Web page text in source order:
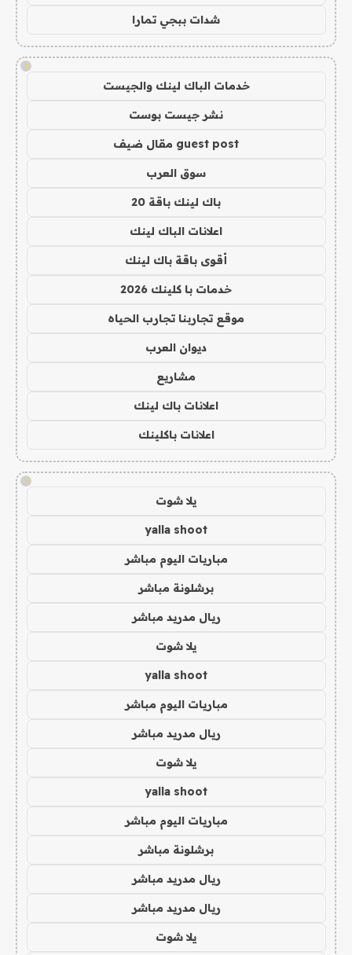
شدات ببجي تمارا
!
خدمات الباك لينك والجيست
نشر جيست بوست
guest post مقال ضيف
سوق العرب
باك لينك باقة 20
اعلانات الباك لينك
أقوى باقة باك لينك
خدمات با كلينك 2026
موقع تجاربنا تجارب الحياه
ديوان العرب
مشاريع
اعلانات باك لينك
اعلانات باكلينك
!
يلا شوت
yalla shoot
مباريات اليوم مباشر
برشلونة مباشر
ريال مدريد مباشر
يلا شوت
yalla shoot
مباريات اليوم مباشر
ريال مدريد مباشر
يلا شوت
yalla shoot
مباريات اليوم مباشر
برشلونة مباشر
ريال مدريد مباشر
ريال مدريد مباشر
يلا شوت